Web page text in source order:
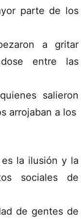
parte de los
a gritar
entre las
salieron
arrojaban a los
la ilusión y la
sociales de
de gentes de